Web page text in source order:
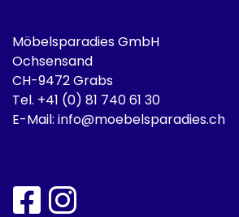
Möbelsparadies GmbH
Ochsensand
CH-9472 Grabs
Tel. +41 (0) 81 740 61 30
E-Mail: info@moebelsparadies.ch